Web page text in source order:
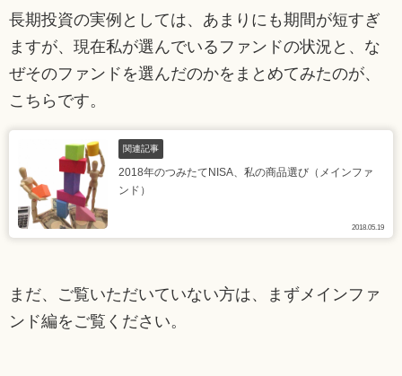
長期投資の実例としては、あまりにも期間が短すぎ
ますが、現在私が選んでいるファンドの状況と、な
ぜそのファンドを選んだのかをまとめてみたのが、
こちらです。
関連記事
2018年のつみたてNISA、私の商品選び（メインファ
ンド）
2018.05.19
まだ、ご覧いただいていない方は、まずメインファ
ンド編をご覧ください。